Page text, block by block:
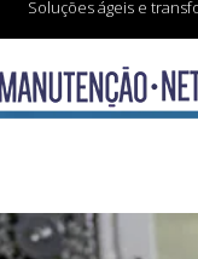
Soluções ágeis e